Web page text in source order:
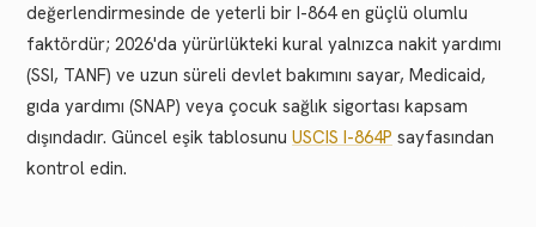
değerlendirmesinde de yeterli bir I-864 en güçlü olumlu
faktördür; 2026'da yürürlükteki kural yalnızca nakit yardımı
(SSI, TANF) ve uzun süreli devlet bakımını sayar, Medicaid,
gıda yardımı (SNAP) veya çocuk sağlık sigortası kapsam
dışındadır. Güncel eşik tablosunu USCIS I-864P sayfasından
kontrol edin.